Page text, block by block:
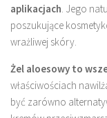
aplikacjach. Jego
poszukujące
wrażliwej skóry.
Żel aloesowy to
właściwościach
być zarówno